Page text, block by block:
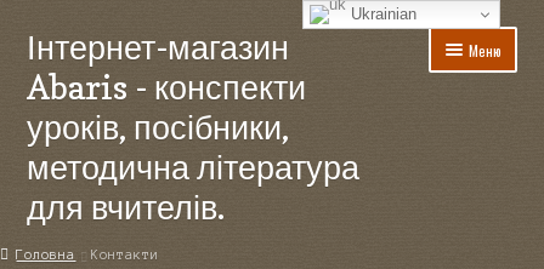
Перейти
навігації
Перейти
вмісту
Інтернет-магазин
Abaris - конспекти
уроків, посібники,
методична література
для вчителів.
Меню
Головна
Головна Контакти
Ukrainian